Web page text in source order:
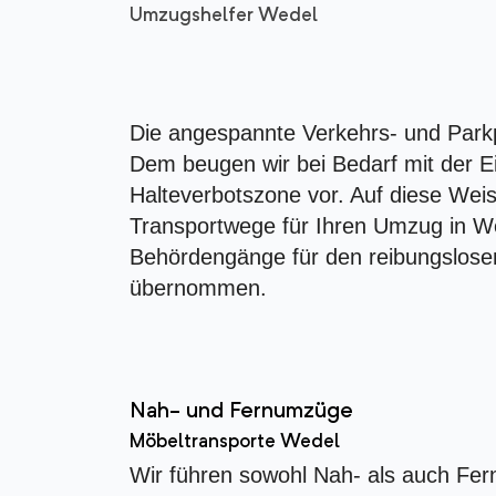
Umzugshelfer Wedel
Die angespannte Verkehrs- und
Dem beugen wir bei Bedarf mit der
Halteverbotszone vor. Auf diese
Transportwege für Ihren Umzug in
Behördengänge für den
übernommen.
Nah- und Fernumzüge
Möbeltransporte Wedel
Wir führen sowohl Nah- als auch